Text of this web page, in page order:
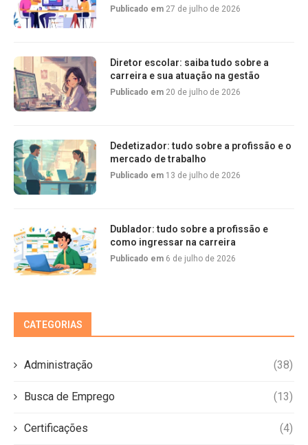
Publicado em 27 de julho de 2026
Diretor escolar: saiba tudo sobre a
carreira e sua atuação na gestão
Publicado em 20 de julho de 2026
Dedetizador: tudo sobre a profissão e o
mercado de trabalho
Publicado em 13 de julho de 2026
Dublador: tudo sobre a profissão e
como ingressar na carreira
Publicado em 6 de julho de 2026
CATEGORIAS
Administração (38)
Busca de Emprego (13)
Certificações (4)